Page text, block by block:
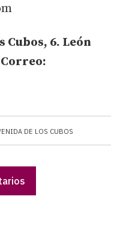
DE LOS CUBOS
Cubos, 6. León
Correo: